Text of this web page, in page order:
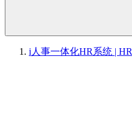
i人事一体化HR系统 |